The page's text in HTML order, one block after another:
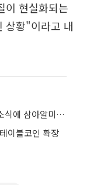
이 현실화되는
상황"이라고 내
호르무즈 해협 봉쇄 알루미늄 생산 감축 소식에 삼아알미늄ㆍ남선알미늄 등 ↑
이블코인 확장